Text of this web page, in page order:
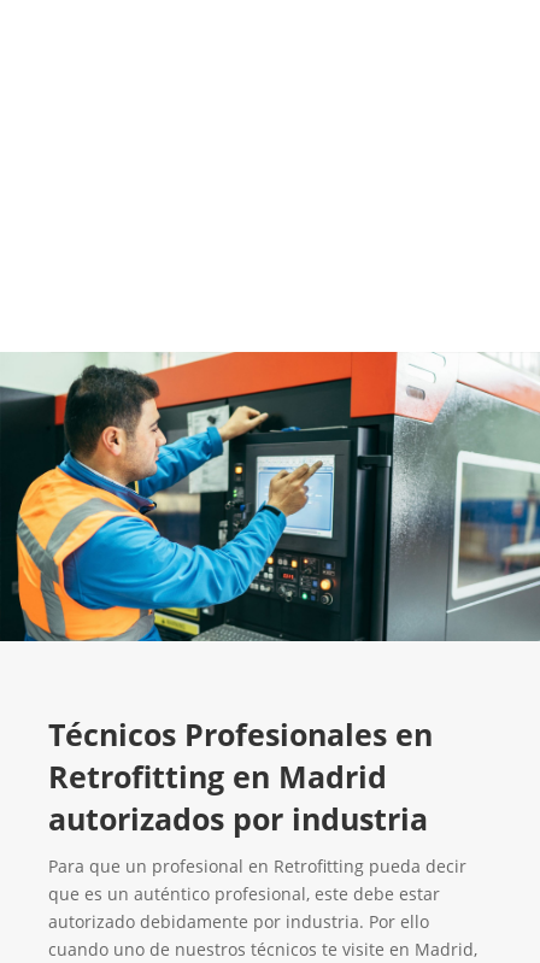
Técnicos Profesionales en
Retrofitting en Madrid
autorizados por industria
Para que un profesional en Retrofitting pueda decir
que es un auténtico profesional, este debe estar
autorizado debidamente por industria. Por ello
cuando uno de nuestros técnicos te visite en Madrid,